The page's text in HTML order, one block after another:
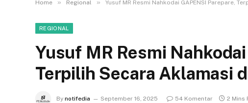
Home » Regional » Yusuf MR Resmi Nahkodai GAPENSI Parepare,
REGIONAL
Yusuf MR Resmi
Terpilih Secara Aklamasi
By notifedia September 16, 2025 54 Komentar 2 Mins